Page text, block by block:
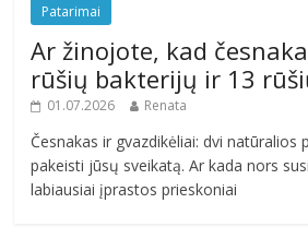
Patarimai
Ar žinojote, kad
rūšių bakterijų ir 13
01.07.2026 Renata
Česnakas ir gvazdikėliai: dvi natūralios
pakeisti jūsų sveikatą. Ar kada nors
labiausiai įprastos prieskoniai